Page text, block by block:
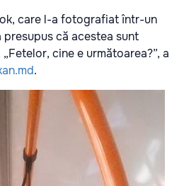
care l-a fotografiat într-un
că acestea sunt
cine e următoarea?”, a
.